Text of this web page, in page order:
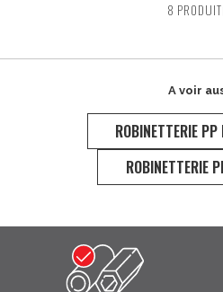
8
A voir
ROBINETTERIE PP
ROBINETTERIE